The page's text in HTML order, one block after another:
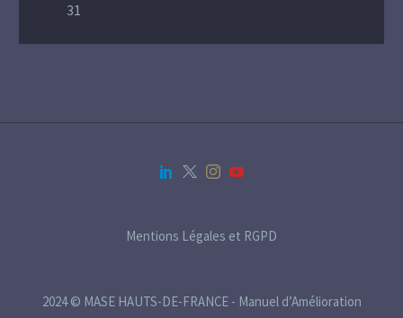
31
Mentions Légales et RGPD
2024 © MASE HAUTS-DE-FRANCE - Manuel d’Amélioration